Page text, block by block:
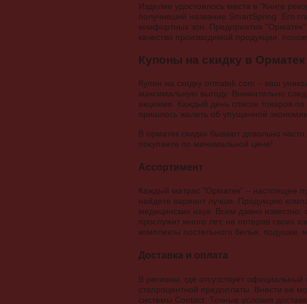
Изделие удостоилось места в "Книге
получивший название SmartSpring. Его
комфортных зон. Предприятия
качество производимой продукции,
Купоны на скидку в Орматек
Купон на скидку ormatek.com – ваш
максимальную выгоду. Внимательно
акциями. Каждый день список товаров по
пришлось жалеть об упущенной
В орматек скидки бывают довольно
покупаете по минимальной цене!
Ассортимент
Каждый матрас "Орматек" – настоящее
найдете вариант лучше. Продукцию
медицинских наук. Всем давно
прослужит много лет, не потеряв своих
комплекты постельного белья, подушки,
Доставка и оплата
В регионы, где отсутствует
стопроцентной предоплаты. Внести ее
системы Contact. Точные условия